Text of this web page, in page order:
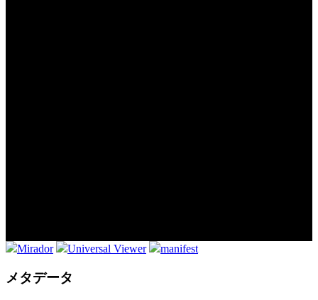
Mirador Universal Viewer manifest
メタデータ